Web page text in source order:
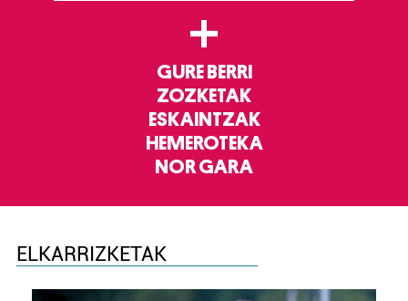
+
GURE BERRI
ZOZKETAK
ESKAINTZAK
HEMEROTEKA
NOR GARA
ELKARRIZKETAK